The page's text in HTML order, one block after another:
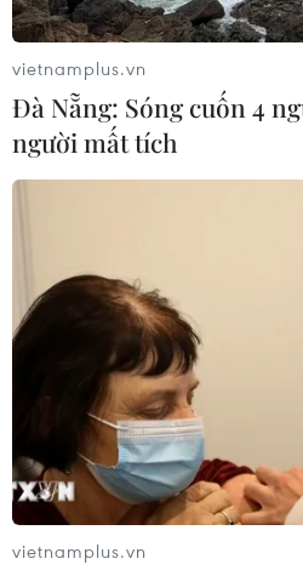
Đức lo ngại Nga cắt
qua Dòng chảy phương
11/07/2022 13:13
Các cơ quan chức năng Đức
ngừng cung cấp khí đốt qua
phương Bắc 1 kể cả khi công
vietnamplus.vn
Đà Nẵng: Sóng cuốn 4
người mất tích
vietnamplus.vn